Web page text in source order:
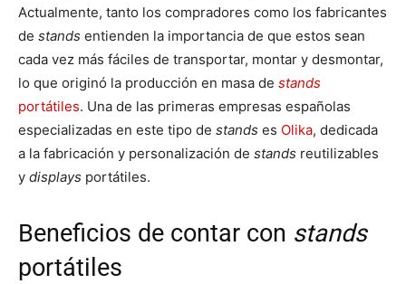
Actualmente, tanto los compradores como los fabricantes
de stands entienden la importancia de que estos sean
cada vez más fáciles de transportar, montar y desmontar,
lo que originó la producción en masa de stands
portátiles. Una de las primeras empresas españolas
especializadas en este tipo de stands es Olika, dedicada
a la fabricación y personalización de stands reutilizables
y displays portátiles.
Beneficios de contar con stands
portátiles